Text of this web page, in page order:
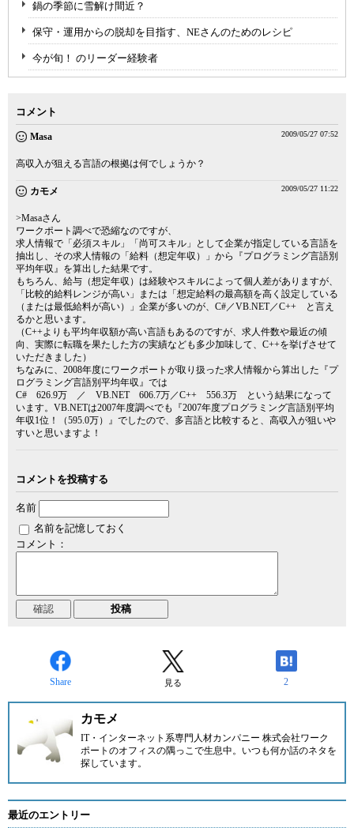
鍋の季節に雪解け間近？
保守・運用からの脱却を目指す、NEさんのためのレシピ
今が旬！ のリーダー経験者
コメント
Masa 2009/05/27 07:52
高収入が狙える言語の根拠は何でしょうか？
カモメ 2009/05/27 11:22
>Masaさん
ワークポート調べで恐縮なのですが、
求人情報で「必須スキル」「尚可スキル」として企業が指定している言語を
抽出し、その求人情報の「給料（想定年収）」から『プログラミング言語別
平均年収』を算出した結果です。
もちろん、給与（想定年収）は経験やスキルによって個人差がありますが、
「比較的給料レンジが高い」または「想定給料の最高額を高く設定している
（または最低給料が高い）」企業が多いのが、C#／VB.NET／C++ と言え
るかと思います。
（C++よりも平均年収額が高い言語もあるのですが、求人件数や最近の傾
向、実際に転職を果たした方の実績なども多少加味して、C++を挙げさせて
いただきました）
ちなみに、2008年度にワークポートが取り扱った求人情報から算出した『プ
ログラミング言語別平均年収』では
C# 626.9万 ／ VB.NET 606.7万／C++ 556.3万 という結果になって
います。VB.NETは2007年度調べでも『2007年度プログラミング言語別平均
年収1位！（595.0万）』でしたので、多言語と比較すると、高収入が狙いや
すいと思いますよ！
コメントを投稿する
名前
名前を記憶しておく
コメント：
Share 見る 2
カモメ
IT・インターネット系専門人材カンパニー 株式会社ワーク
ポート のオフィスの隅っこで生息中。いつも何か話のネタを
探しています。
最近のエントリー